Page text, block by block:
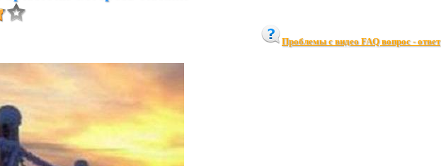
Проблемы с видео FAQ вопрос - ответ